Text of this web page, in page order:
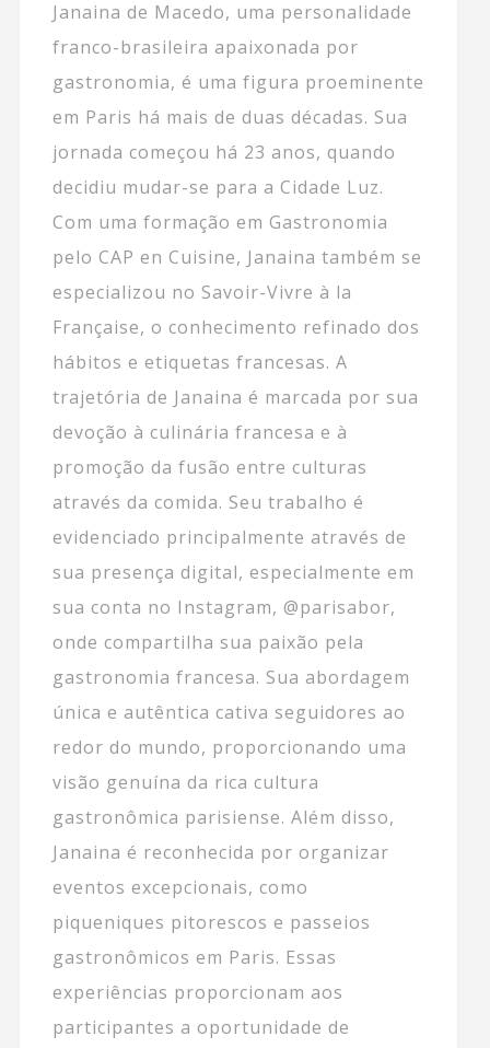
Janaina de Macedo, uma personalidade
franco-brasileira apaixonada por
gastronomia, é uma figura proeminente
em Paris há mais de duas décadas. Sua
jornada começou há 23 anos, quando
decidiu mudar-se para a Cidade Luz.
Com uma formação em Gastronomia
pelo CAP en Cuisine, Janaina também se
especializou no Savoir-Vivre à la
Française, o conhecimento refinado dos
hábitos e etiquetas francesas. A
trajetória de Janaina é marcada por sua
devoção à culinária francesa e à
promoção da fusão entre culturas
através da comida. Seu trabalho é
evidenciado principalmente através de
sua presença digital, especialmente em
sua conta no Instagram, @parisabor,
onde compartilha sua paixão pela
gastronomia francesa. Sua abordagem
única e autêntica cativa seguidores ao
redor do mundo, proporcionando uma
visão genuína da rica cultura
gastronômica parisiense. Além disso,
Janaina é reconhecida por organizar
eventos excepcionais, como
piqueniques pitorescos e passeios
gastronômicos em Paris. Essas
experiências proporcionam aos
participantes a oportunidade de